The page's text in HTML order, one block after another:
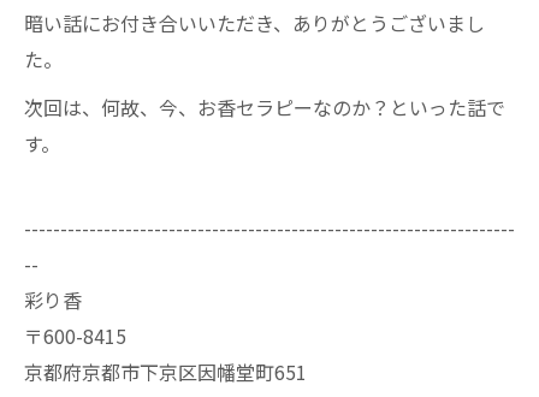
暗い話にお付き合いいただき、ありがとうございまし
た。
次回は、何故、今、お香セラピーなのか？といった話で
す。
--------------------------------------------------------------------
--
彩り香
〒600-8415
京都府京都市下京区因幡堂町651